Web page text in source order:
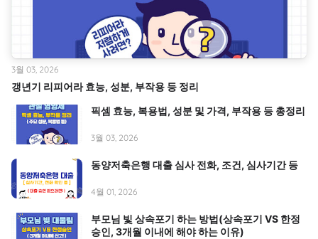
갱년기 리피어라 효능, 성분, 부작용 등 정리
3월 03, 2026
픽셈 효능, 복용법, 성분 및 가격, 부작용 등 총정리
3월 03, 2026
동양저축은행 대출 심사 전화, 조건, 심사기간 등
4월 01, 2026
부모님 빛 상속포기 하는 방법(상속포기 VS 한정
승인, 3개월 이내에 해야 하는 이유)